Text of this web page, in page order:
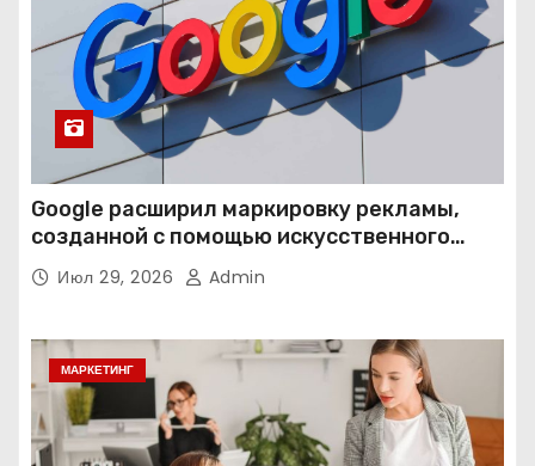
Google расширил маркировку рекламы,
созданной с помощью искусственного
интеллекта
Июл 29, 2026 Admin
МАРКЕТИНГ